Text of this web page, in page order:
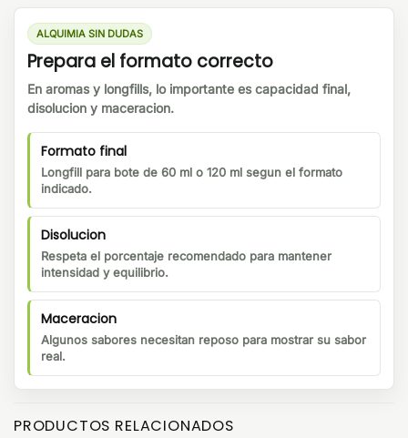
ALQUIMIA SIN DUDAS
Prepara el formato correcto
En aromas y longfills, lo importante es capacidad final,
disolucion y maceracion.
Formato final
Longfill para bote de 60 ml o 120 ml segun el formato
indicado.
Disolucion
Respeta el porcentaje recomendado para mantener
intensidad y equilibrio.
Maceracion
Algunos sabores necesitan reposo para mostrar su sabor
real.
PRODUCTOS RELACIONADOS